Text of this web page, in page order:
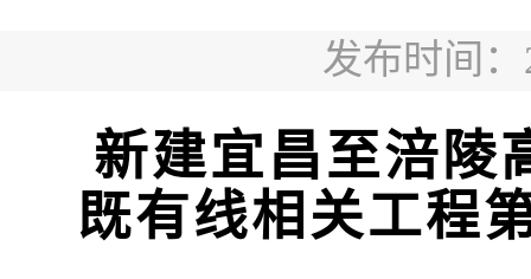
发布时间：
新建宜昌至涪陵
既有线相关工程